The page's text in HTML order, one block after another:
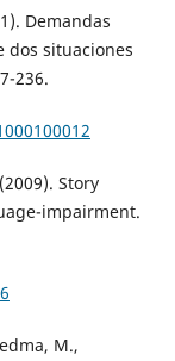
Demandas
dos situaciones
236.
Story
impairment.
M.,